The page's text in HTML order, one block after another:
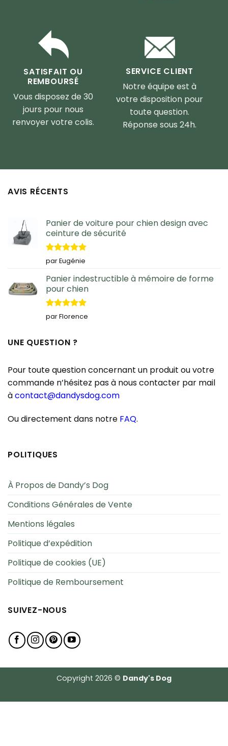
SATISFAIT OU
REMBOURSÉ
Vous disposez de 30
jours pour nous
renvoyer votre colis.
SERVICE CLIENT
Notre équipe est à
votre disposition pour
toute question.
Réponse sous 24h.
AVIS RÉCENTS
Panier de voiture pour chien design avec
ceinture de sécurité
Note5sur
5
par Eugénie
Panier indestructible à mémoire de forme
pour chien
Note5sur
5
par Florence
UNE QUESTION ?
Pour toute question concernant un produit ou votre
commande n’hésitez pas à nous contacter par mail
àcontact@dandysdog.com
Ou directement dans notre FAQ.
POLITIQUES
À Propos de Dandy’s Dog
Conditions Générales de Vente
Mentions légales
Politique d’expédition
Politique de cookies (UE)
Politique de Remboursement
SUIVEZ-NOUS
Copyright 2026 © Dandy's Dog